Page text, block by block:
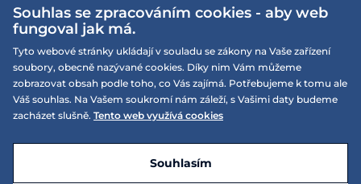
Nejčastější dotazy
Doprava a platba
Vrácení a výměna zboží
Reklamace
Velikostní tabulky
Více informací
Obchodní podmínky
Podmínky EQS věrnostního klubu
On-line katalogy
Naše prodejny
EQS Rudná
E-shop vytvořila a technicky zajišťujeSIMPLIA.cz
Souhlas se zpracováním cookies - aby web
fungoval jak má.
Tyto webové stránky ukládají v souladu se zákony na Vaše zařízení
soubory, obecně nazývané cookies. Díky nim Vám můžeme
zobrazovat obsah podle toho, co Vás zajímá. Potřebujeme k tomu ale
Váš souhlas. Na Vašem soukromí nám záleží, s Vašimi daty budeme
zacházet slušně. Tento web využívá cookies
Souhlasím